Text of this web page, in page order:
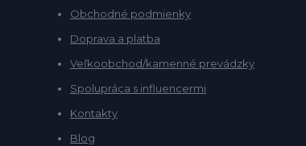
Obchodné podmienky
Doprava a platba
Veľkoobchod/kamenné prevádzky
Spolupráca s influencermi
Kontakty
Blog